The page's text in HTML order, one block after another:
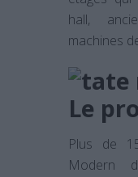
hall,
machines
Le
Plus de
Modern